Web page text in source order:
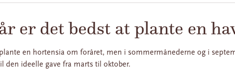
er det bedst at plante en
en hortensia om foråret, men i sommermånederne og i
den ideelle gave fra marts til oktober.